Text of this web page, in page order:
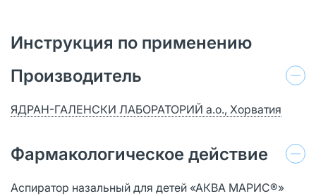
Инструкция по применению
Производитель
ЯДРАН-ГАЛЕНСКИ ЛАБОРАТОРИЙ а.о., Хорватия
Фармакологическое действие
Аспиратор назальный для детей «АКВА МАРИС®»